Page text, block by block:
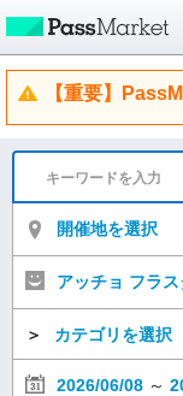
【重要】
開催地を選択
アッチョ フラス
＞ カテゴリを選択
2026/06/08 ～